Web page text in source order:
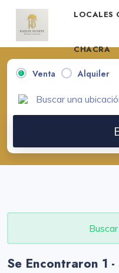
LOCALES
CHACRA
Venta Alquiler
Se Encontraron 1